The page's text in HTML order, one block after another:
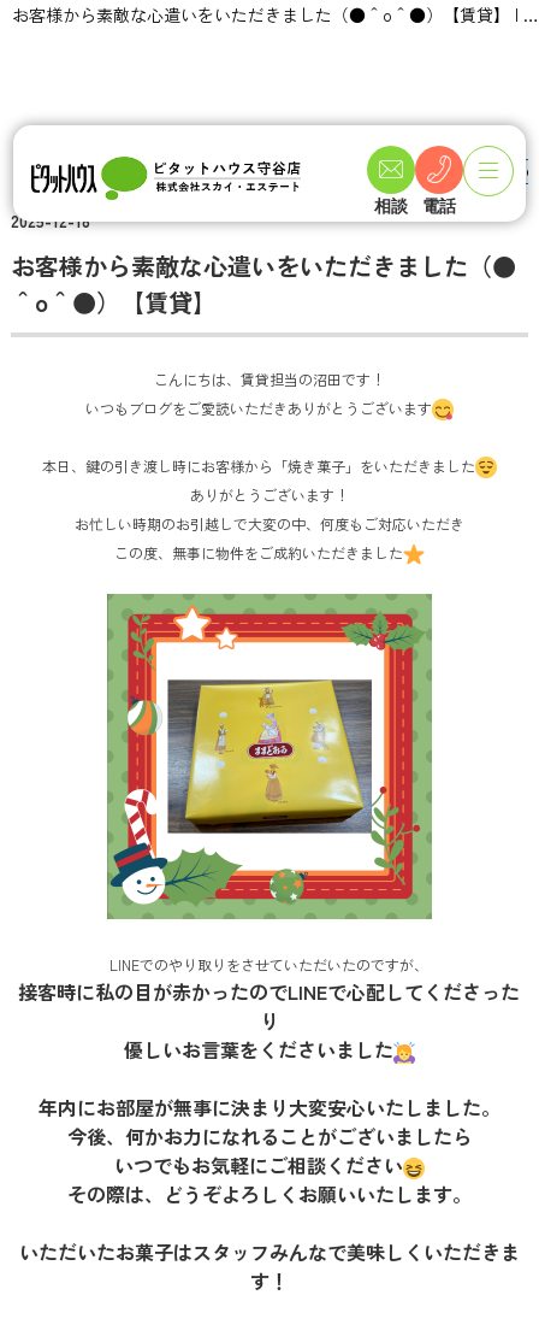
お客様から素敵な心遣いをいただきました（●＾o＾●）【賃貸】 | 守谷市・取手市の新築一戸建て・土地・一軒家購入情報ならピタットハウス守谷店 スカイ・エステート
相談 電話
TOPページ 不動産ブログ一覧 お客様から素敵な心遣いをいただきました（●＾o＾
2025-12-18
お客様から素敵な心遣いをいただきました（●
＾o＾●）【賃貸】
こんにちは、賃貸担当の沼田です！
いつもブログをご愛読いただきありがとうございます
本日、鍵の引き渡し時にお客様から「焼き菓子」をいただきました
ありがとうございます！
お忙しい時期のお引越しで大変の中、何度もご対応いただき
この度、無事に物件をご成約いただきました
LINEでのやり取りをさせていただいたのですが、
接客時に私の目が赤かったのでLINEで心配してくださった
り
優しいお言葉をくださいました
年内にお部屋が無事に決まり大変安心いたしました。
今後、何かお力になれることがございましたら
いつでもお気軽にご相談ください
その際は、どうぞよろしくお願いいたします。
いただいたお菓子はスタッフみんなで美味しくいただきま
す！